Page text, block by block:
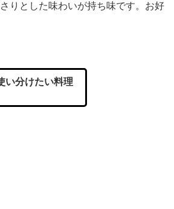
りとした味わいが持ち味です。お好
分けたい料理